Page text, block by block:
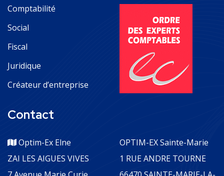
Comptabilité
Social
Fiscal
Juridique
Créateur d’entreprise
Contact
Optim-Ex Elne
ZAI LES AIGUES VIVES
OPTIM-EX Sainte-Marie
1 RUE ANDRE TOURNE